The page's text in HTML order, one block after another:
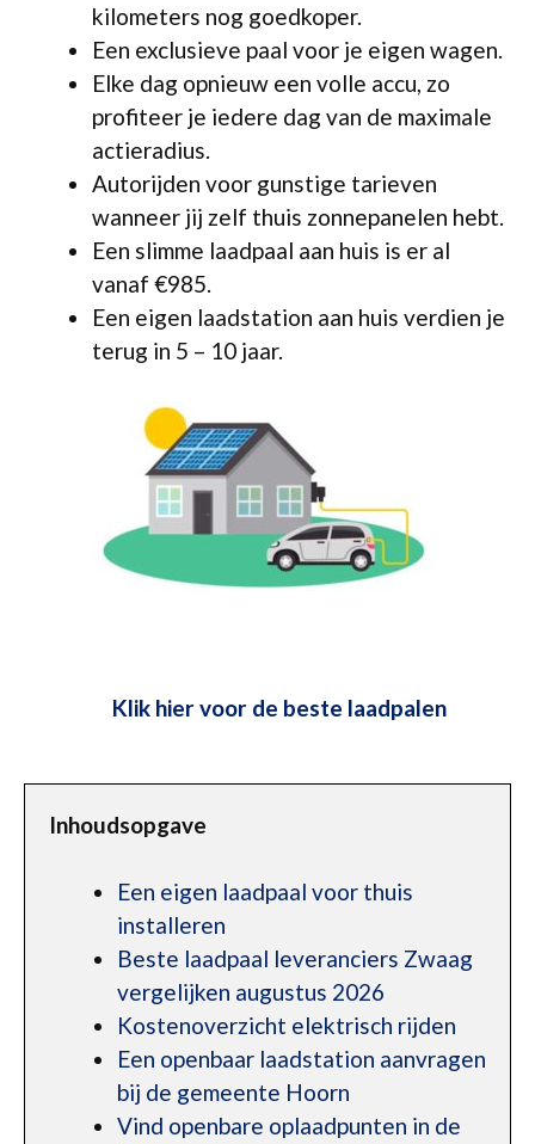
kilometers nog goedkoper.
Een exclusieve paal voor je eigen wagen.
Elke dag opnieuw een volle accu, zo
profiteer je iedere dag van de maximale
actieradius.
Autorijden voor gunstige tarieven
wanneer jij zelf thuis zonnepanelen hebt.
Een slimme laadpaal aan huis is er al
vanaf €985.
Een eigen laadstation aan huis verdien je
terug in 5 – 10 jaar.
Klik hier voor de beste laadpalen
Inhoudsopgave
Een eigen laadpaal voor thuis
installeren
Beste laadpaal leveranciers Zwaag
vergelijken augustus 2026
Kostenoverzicht elektrisch rijden
Een openbaar laadstation aanvragen
bij de gemeente Hoorn
Vind openbare oplaadpunten in de